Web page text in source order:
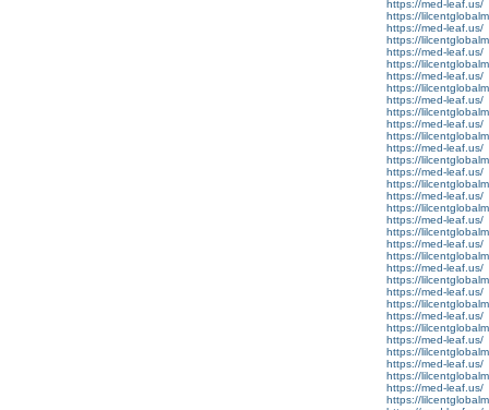
https://med-leaf.us/
https://
https://med-leaf.us/
https://
https://med-leaf.us/
https://
https://med-leaf.us/
https://
https://med-leaf.us/
https://
https://med-leaf.us/
https://
https://med-leaf.us/
https://
https://med-leaf.us/
https://
https://med-leaf.us/
https://
https://med-leaf.us/
https://
https://med-leaf.us/
https://
https://med-leaf.us/
https://
https://med-leaf.us/
https://
https://med-leaf.us/
https://
https://med-leaf.us/
https://
https://med-leaf.us/
https://
https://med-leaf.us/
https://